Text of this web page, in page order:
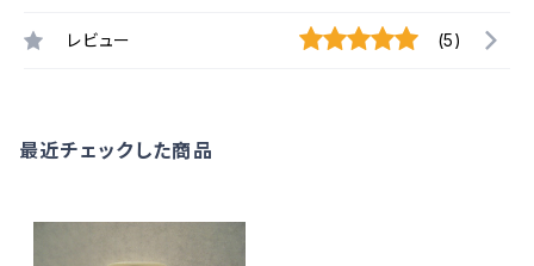
レビュー (5)
最近チェックした商品